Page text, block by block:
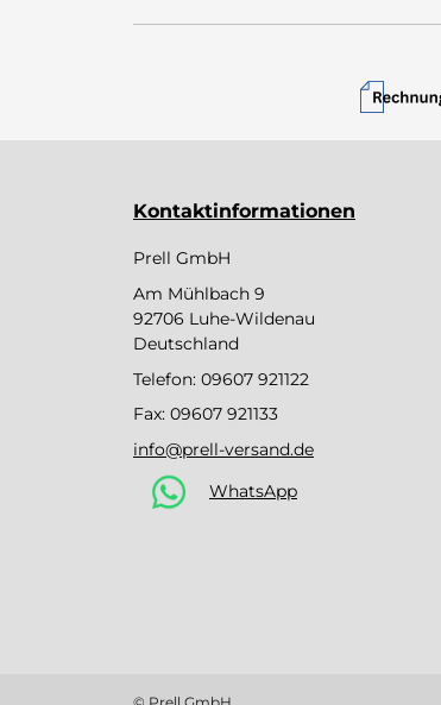
Kontaktinformationen
Prell GmbH
Am Mühlbach 9
92706 Luhe-Wildenau
Deutschland
Telefon: 09607 921122
Fax: 09607 921133
info@prell-versand.de
WhatsApp